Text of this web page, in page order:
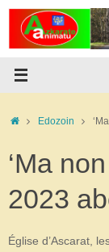
Skip
content
HomeEdozoin
‘Ma
2023
Église d’Ascarat,